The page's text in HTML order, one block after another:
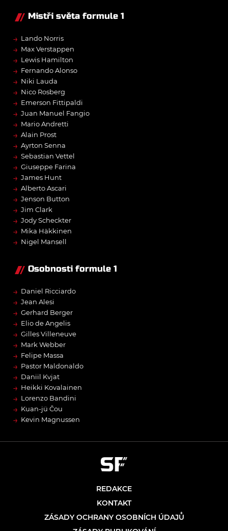
Mistři světa formule 1
→ Lando Norris
→ Max Verstappen
→ Lewis Hamilton
→ Fernando Alonso
→ Niki Lauda
→ Nico Rosberg
→ Emerson Fittipaldi
→ Juan Manuel Fangio
→ Mario Andretti
→ Alain Prost
→ Ayrton Senna
→ Sebastian Vettel
→ Giuseppe Farina
→ James Hunt
→ Alberto Ascari
→ Jenson Button
→ Jim Clark
→ Jody Scheckter
→ Mika Häkkinen
→ Nigel Mansell
Osobnosti formule 1
→ Daniel Ricciardo
→ Jean Alesi
→ Gerhard Berger
→ Elio de Angelis
→ Gilles Villeneuve
→ Mark Webber
→ Felipe Massa
→ Pastor Maldonaldo
→ Daniil Kvjat
→ Heikki Kovalainen
→ Lorenzo Bandini
→ Kuan-jü Čou
→ Kevin Magnussen
REDAKCE
KONTAKT
ZÁSADY OCHRANY OSOBNÍCH ÚDAJŮ